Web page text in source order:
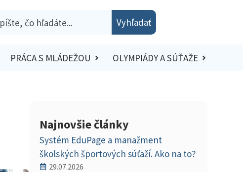
Vyhľadať
PRÁCA S MLÁDEŽOU OLYMPIÁDY A SÚŤAŽE
Najnovšie články
Systém EduPage a manažment
školských športových súťaží. Ako na to?
29.07.2026